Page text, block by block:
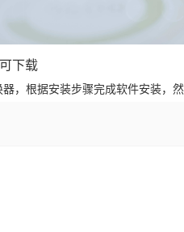
下载
，根据安装步骤完成软件安装，